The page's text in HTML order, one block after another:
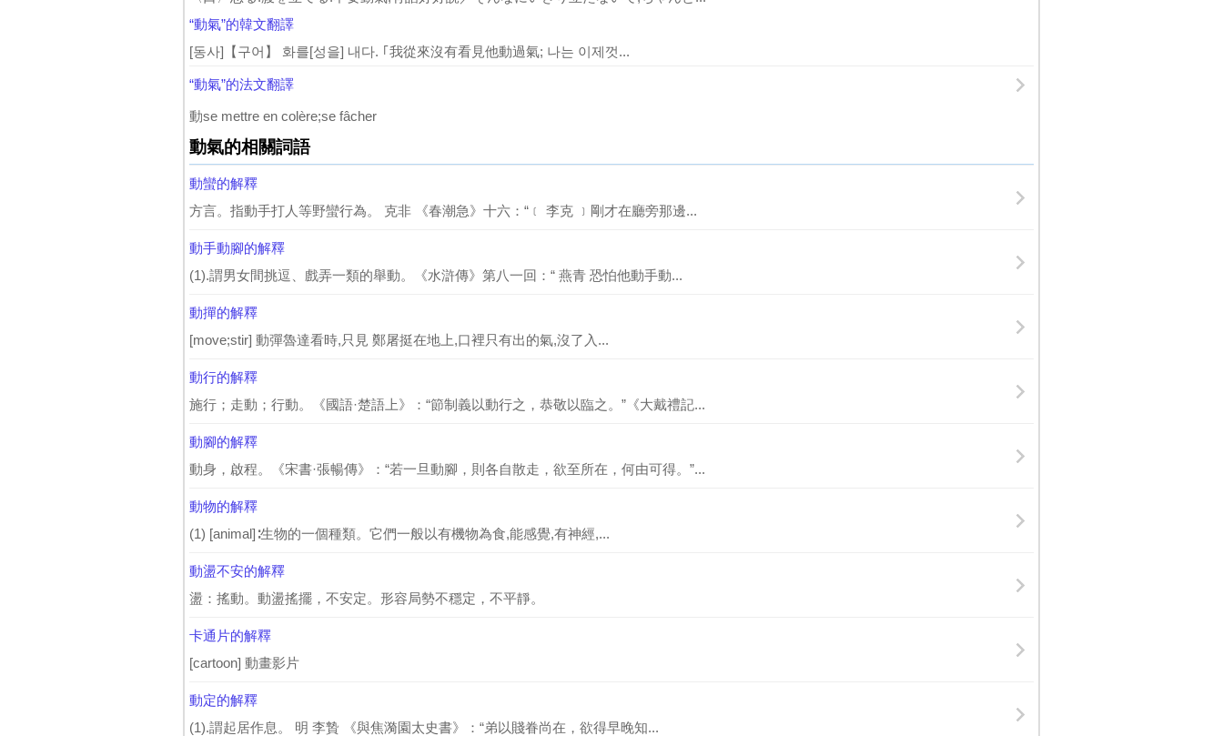
“動氣”的韓文翻譯
[동사]【구어】 화를[성을] 내다. ｢我從來沒有看見他動過氣; 나는 이제껏...
“動氣”的法文翻譯
動se mettre en colère;se fâcher
動氣的相關詞語
動蠻的解釋
方言。指動手打人等野蠻行為。 克非 《春潮急》十六：“﹝ 李克 ﹞剛才在廳旁那邊...
動手動腳的解釋
(1).謂男女間挑逗、戲弄一類的舉動。《水滸傳》第八一回：“ 燕青 恐怕他動手動...
動撣的解釋
[move;stir] 動彈魯達看時,只見 鄭屠挺在地上,口裡只有出的氣,沒了入...
動行的解釋
施行；走動；行動。《國語·楚語上》：“節制義以動行之，恭敬以臨之。”《大戴禮記...
動腳的解釋
動身，啟程。《宋書·張暢傳》：“若一旦動腳，則各自散走，欲至所在，何由可得。”...
動物的解釋
(1) [animal]∶生物的一個種類。它們一般以有機物為食,能感覺,有神經,...
動盪不安的解釋
盪：搖動。動盪搖擺，不安定。形容局勢不穩定，不平靜。
卡通片的解釋
[cartoon] 動畫影片
動定的解釋
(1).謂起居作息。 明 李贄 《與焦漪園太史書》：“弟以賤眷尚在，欲得早晚知...